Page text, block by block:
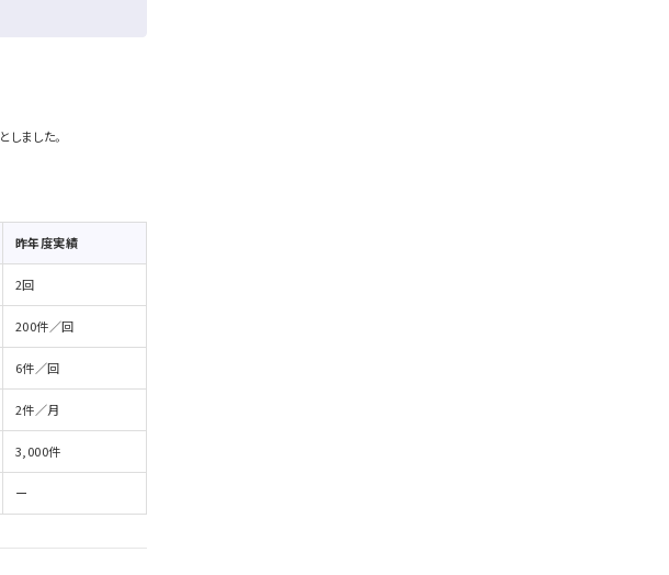
としました。
昨年度実績
2回
200件／回
6件／回
2件／月
3,000件
ー